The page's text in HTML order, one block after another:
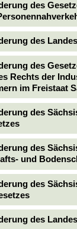
des
des
des
Rechts der
im Freistaat
des
des
und
des
des